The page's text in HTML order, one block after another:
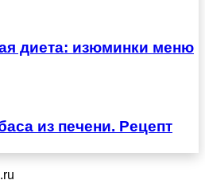
диета: изюминки меню
из печени. Рецепт